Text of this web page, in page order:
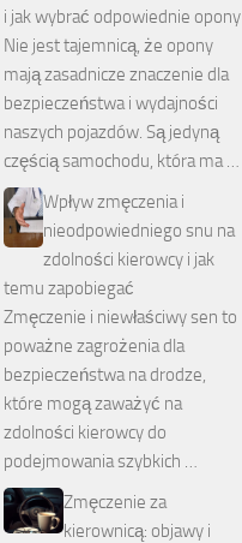
i jak wybrać odpowiednie opony
Nie jest tajemnicą, że opony
mają zasadnicze znaczenie dla
bezpieczeństwa i wydajności
naszych pojazdów. Są jedyną
częścią samochodu, która ma …
Wpływ zmęczenia i
nieodpowiedniego snu na
zdolności kierowcy i jak
temu zapobiegać
Zmęczenie i niewłaściwy sen to
poważne zagrożenia dla
bezpieczeństwa na drodze,
które mogą zaważyć na
zdolności kierowcy do
podejmowania szybkich …
Zmęczenie za
kierownicą: objawy i